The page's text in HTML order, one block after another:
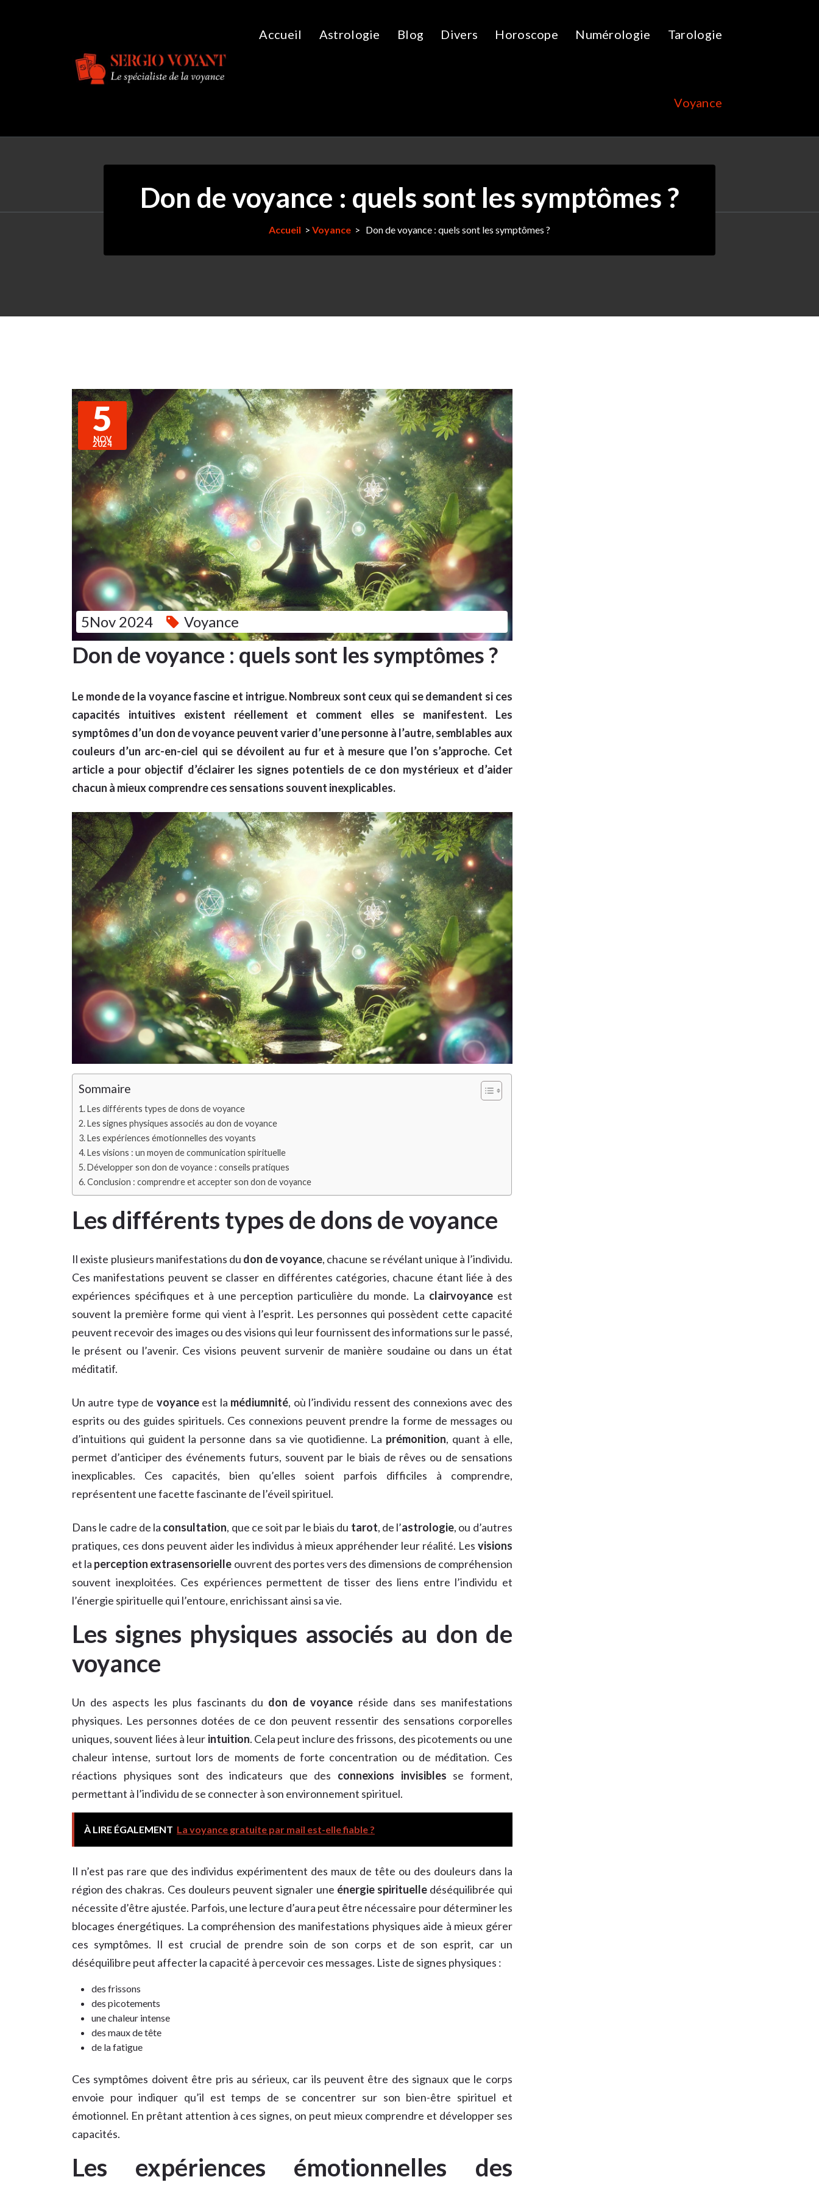
Accueil Astrologie Blog Divers Horoscope Numérologie Tarologie
Voyance
Don de voyance : quels sont les symptômes ?
Accueil >Voyance > Don de voyance : quels sont les symptômes ?
5
NOV
2024
5Nov 2024 Voyance
Don de voyance : quels sont les symptômes ?
Le monde de la voyance fascine et intrigue. Nombreux sont ceux qui se demandent si ces
capacités intuitives existent réellement et comment elles se manifestent. Les
symptômes d’un don de voyance peuvent varier d’une personne à l’autre, semblables aux
couleurs d’un arc-en-ciel qui se dévoilent au fur et à mesure que l’on s’approche. Cet
article a pour objectif d’éclairer les signes potentiels de ce don mystérieux et d’aider
chacun à mieux comprendre ces sensations souvent inexplicables.
Sommaire
Les différents types de dons de voyance
Les signes physiques associés au don de voyance
Les expériences émotionnelles des voyants
Les visions : un moyen de communication spirituelle
Développer son don de voyance : conseils pratiques
Conclusion : comprendre et accepter son don de voyance
Les différents types de dons de voyance
Il existe plusieurs manifestations du don de voyance, chacune se révélant unique à l’individu.
Ces manifestations peuvent se classer en différentes catégories, chacune étant liée à des
expériences spécifiques et à une perception particulière du monde. La clairvoyanceest
souvent la première forme qui vient à l’esprit. Les personnes qui possèdent cette capacité
peuvent recevoir des images ou des visions qui leur fournissent des informations sur le passé,
le présent ou l’avenir. Ces visions peuvent survenir de manière soudaine ou dans un état
méditatif.
Un autre type de voyanceest la médiumnité, où l’individu ressent des connexions avec des
esprits ou des guides spirituels. Ces connexions peuvent prendre la forme de messages ou
d’intuitions qui guident la personne dans sa vie quotidienne. La prémonition, quant à elle,
permet d’anticiper des événements futurs, souvent par le biais de rêves ou de sensations
inexplicables. Ces capacités, bien qu’elles soient parfois difficiles à comprendre,
représentent une facette fascinante de l’éveil spirituel.
Dans le cadre de la consultation, que ce soit par le biais du tarot, de l’astrologie, ou d’autres
pratiques, ces dons peuvent aider les individus à mieux appréhender leur réalité. Les visions
et la perception extrasensorielle ouvrent des portes vers des dimensions de compréhension
souvent inexploitées. Ces expériences permettent de tisser des liens entre l’individu et
l’énergie spirituelle qui l’entoure, enrichissant ainsi sa vie.
Les signes physiques associés au don de
voyance
Un des aspects les plus fascinants du don de voyance réside dans ses manifestations
physiques. Les personnes dotées de ce don peuvent ressentir des sensations corporelles
uniques, souvent liées à leur intuition. Cela peut inclure des frissons, des picotements ou une
chaleur intense, surtout lors de moments de forte concentration ou de méditation. Ces
réactions physiques sont des indicateurs que des connexions invisibles se forment,
permettant à l’individu de se connecter à son environnement spirituel.
À LIRE ÉGALEMENT La voyance gratuite par mail est-elle fiable ?
Il n’est pas rare que des individus expérimentent des maux de tête ou des douleurs dans la
région des chakras. Ces douleurs peuvent signaler une énergie spirituelle déséquilibrée qui
nécessite d’être ajustée. Parfois, une lecture d’aura peut être nécessaire pour déterminer les
blocages énergétiques. La compréhension des manifestations physiques aide à mieux gérer
ces symptômes. Il est crucial de prendre soin de son corps et de son esprit, car un
déséquilibre peut affecter la capacité à percevoir ces messages. Liste de signes physiques :
des frissons
des picotements
une chaleur intense
des maux de tête
de la fatigue
Ces symptômes doivent être pris au sérieux, car ils peuvent être des signaux que le corps
envoie pour indiquer qu’il est temps de se concentrer sur son bien-être spirituel et
émotionnel. En prêtant attention à ces signes, on peut mieux comprendre et développer ses
capacités.
Les expériences émotionnelles des